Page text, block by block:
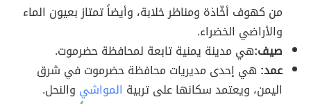
من كهوف أخّاذة ومناظر خلابة، وأيضاً تمتاز بعيون الماء
والأراضي الخضراء.
صيف:هي مدينة يمنية تابعة لمحافظة حضرموت.
عمد: هي إحدى مديريات محافظة حضرموت في شرق
اليمن، ويعتمد سكانها على تربية المواشي والنحل.